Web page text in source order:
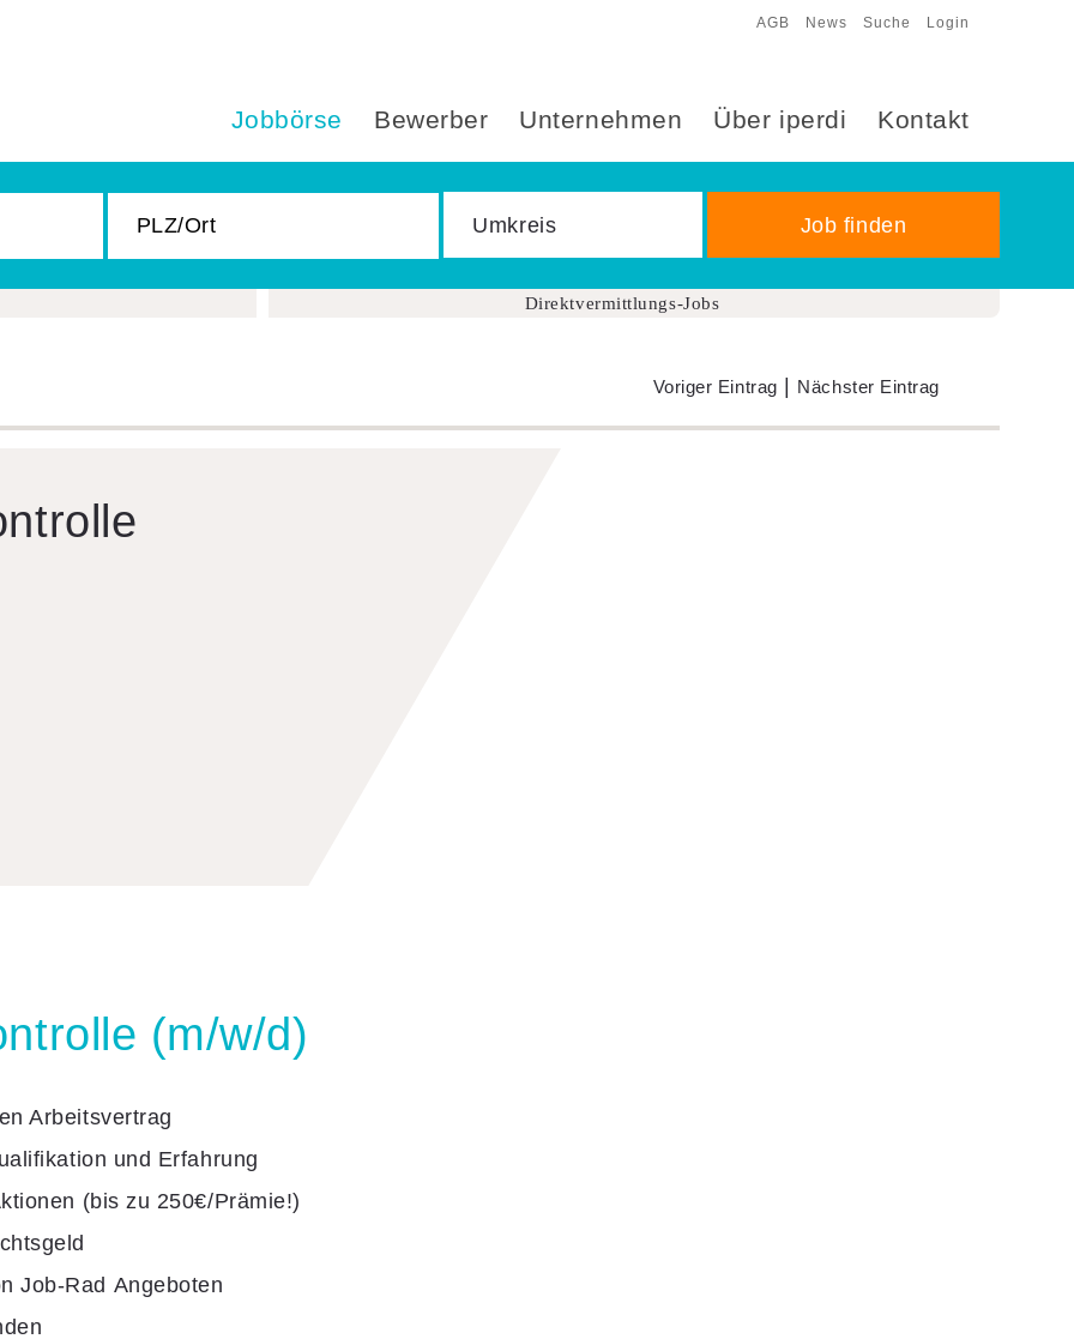
AGB News Suche Login
Jobbörse Bewerber Unternehmen Über iperdi Kontakt
Direktvermittlungs-Jobs
Voriger Eintrag | Nächster Eintrag
(m/w/d)
Arbeitsvertrag
und Erfahrung
(bis zu 250€/Prämie!)
Job-Rad Angeboten